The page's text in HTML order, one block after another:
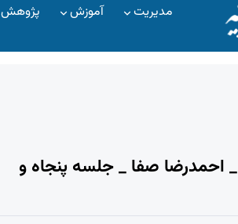
مدیریت آموزش پژوهش
فقه۶ _ احمدرضا صفا _ جلسه پنجاه و